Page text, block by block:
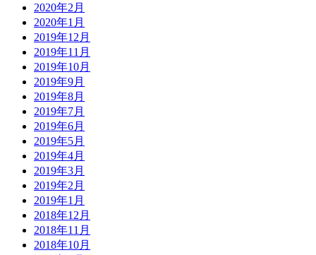
2020年2月
2020年1月
2019年12月
2019年11月
2019年10月
2019年9月
2019年8月
2019年7月
2019年6月
2019年5月
2019年4月
2019年3月
2019年2月
2019年1月
2018年12月
2018年11月
2018年10月